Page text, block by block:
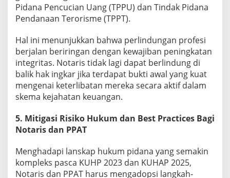
Pidana Pencucian Uang (TPPU) dan Tindak Pidana
Pendanaan Terorisme (TPPT).
Hal ini menunjukkan bahwa perlindungan profesi
berjalan beriringan dengan kewajiban peningkatan
integritas. Notaris tidak lagi dapat berlindung di
balik hak ingkar jika terdapat bukti awal yang kuat
mengenai keterlibatan mereka secara aktif dalam
skema kejahatan keuangan.
5. Mitigasi Risiko Hukum dan Best Practices Bagi
Notaris dan PPAT
Menghadapi lanskap hukum pidana yang semakin
kompleks pasca KUHP 2023 dan KUHAP 2025,
Notaris dan PPAT harus mengadopsi langkah-